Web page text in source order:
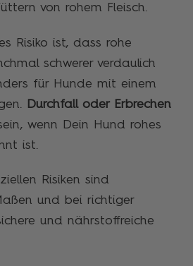
von rohem Fleisch.
Risiko ist, dass rohe
schwerer verdaulich
für Hunde mit einem
Durchfall oder Erbrechen
wenn Dein Hund rohes
ist.
Risiken sind
und bei richtiger
und nährstoffreiche